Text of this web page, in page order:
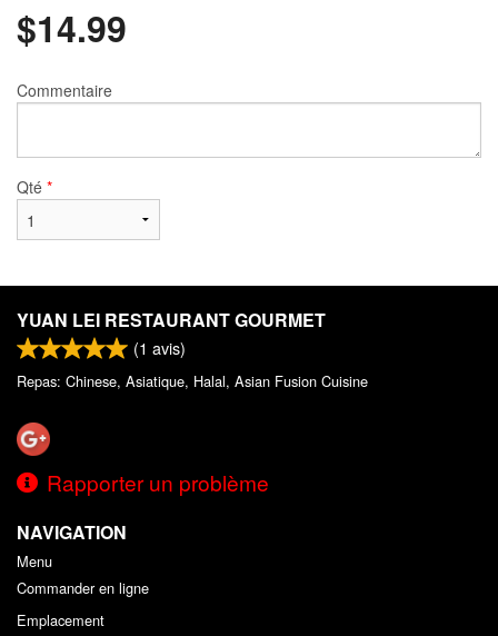
$14.99
Commentaire
Qté *
YUAN LEI RESTAURANT GOURMET
(1 avis)
Repas: Chinese, Asiatique, Halal, Asian Fusion Cuisine
Rapporter un problème
NAVIGATION
Menu
Commander en ligne
Emplacement